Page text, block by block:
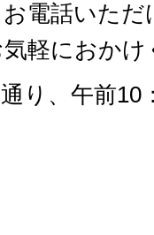
電話いただ
軽におかけ
り、午前